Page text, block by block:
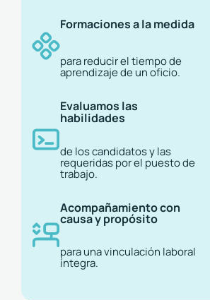
Formaciones a la medida
para reducir el tiempo de
aprendizaje de un oficio.
Evaluamos las
habilidades
de los candidatos y las
requeridas por el puesto de
trabajo.
Acompañamiento con
causa y propósito
para una vinculación laboral
íntegra.